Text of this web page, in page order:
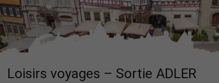
Loisirs voyages – Sortie ADLER